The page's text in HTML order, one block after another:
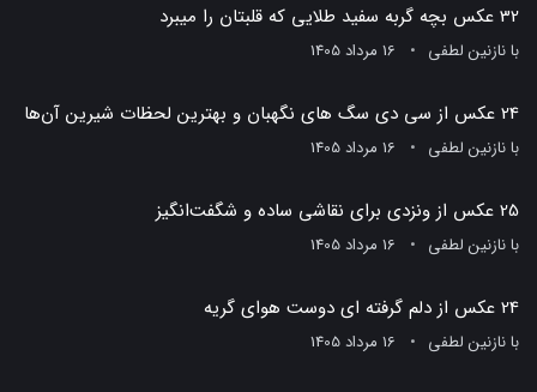
32 عکس بچه گربه سفید طلایی که قلبتان را میبرد
بانازنین لطفی 16 مرداد 1405
24 عکس از سی دی سگ های نگهبان و بهترین لحظات شیرین آن‌ها
بانازنین لطفی 16 مرداد 1405
25 عکس از ونزدی برای نقاشی ساده و شگفت‌انگیز
بانازنین لطفی 16 مرداد 1405
24 عکس از دلم گرفته ای دوست هوای گریه
بانازنین لطفی 16 مرداد 1405